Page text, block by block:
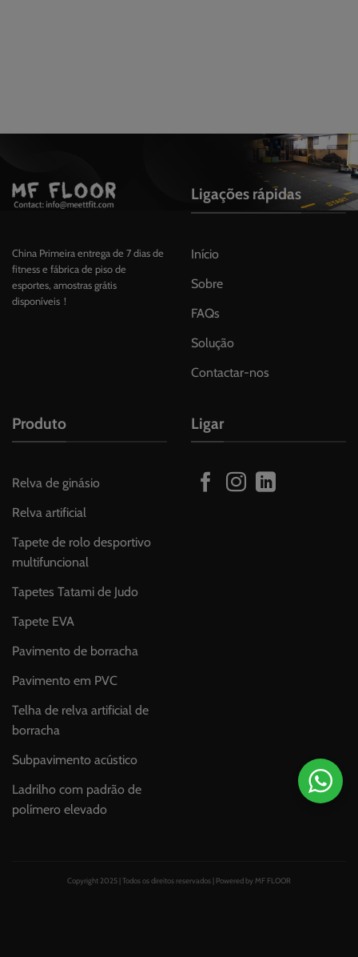
China Primeira entrega de 7 dias de
fitness e fábrica de piso de
esportes, amostras grátis
disponíveis！
Ligações rápidas
Início
Sobre
FAQs
Solução
Contactar-nos
Produto
Relva de ginásio
Relva artificial
Tapete de rolo desportivo
multifuncional
Tapetes Tatami de Judo
Tapete EVA
Pavimento de borracha
Pavimento em PVC
Telha de relva artificial de
borracha
Subpavimento acústico
Ladrilho com padrão de
polímero elevado
Ligar
Copyright 2025 | Todos os direitos reservados | Powered by MF FLOOR